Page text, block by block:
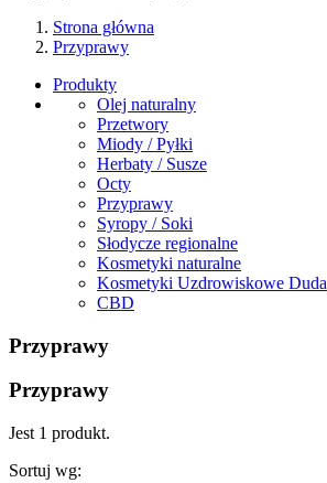
Strona główna
Przyprawy
Produkty
Olej naturalny
Przetwory
Miody / Pyłki
Herbaty / Susze
Octy
Przyprawy
Syropy / Soki
Słodycze regionalne
Kosmetyki naturalne
Kosmetyki Uzdrowiskowe Duda
CBD
Przyprawy
Przyprawy
Jest 1 produkt.
Sortuj wg: